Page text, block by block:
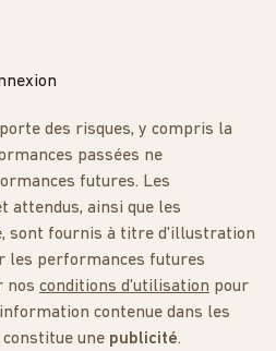
des risques, y compris la
passées ne
futures. Les
attendus, ainsi que les
sont fournis à titre d'illustration
les performances futures
nos conditions d'utilisation pour
contenue dans les
une publicité.